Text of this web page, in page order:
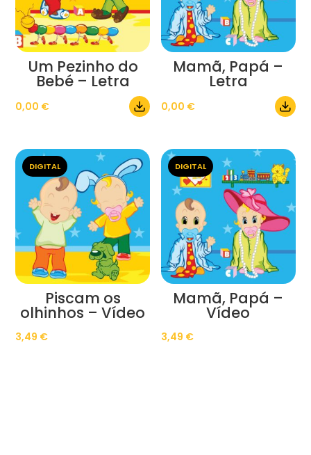
Um Pezinho do
Bebé – Letra
0,00 €
Mamã, Papá –
Letra
0,00 €
DIGITAL
Piscam os
olhinhos – Vídeo
3,49 €
DIGITAL
Mamã, Papá –
Vídeo
3,49 €